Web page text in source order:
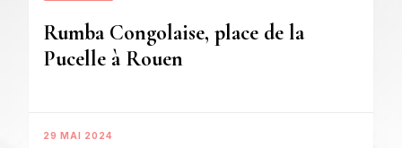
Rumba Congolaise, place de la
Pucelle à Rouen
29 MAI 2024